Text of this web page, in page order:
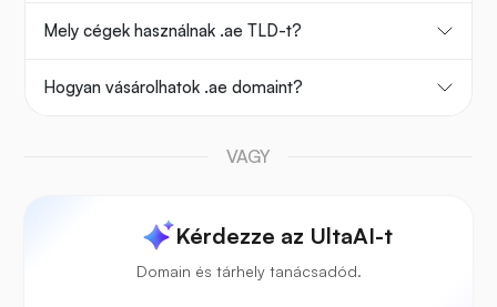
Mely cégek használnak .ae TLD-t?
Hogyan vásárolhatok .ae domaint?
VAGY
Kérdezze az UltaAI-t
Domain és tárhely tanácsadód.